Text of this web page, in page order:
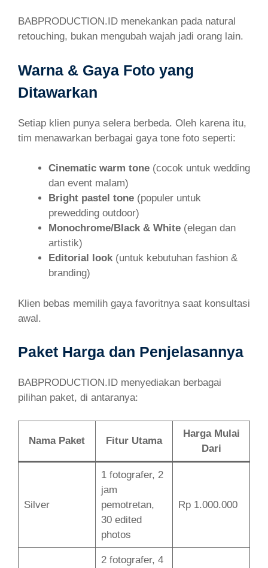
BABPRODUCTION.ID menekankan pada natural
retouching, bukan mengubah wajah jadi orang lain.
Warna & Gaya Foto yang
Ditawarkan
Setiap klien punya selera berbeda. Oleh karena itu,
tim menawarkan berbagai gaya tone foto seperti:
Cinematic warm tone (cocok untuk wedding
dan event malam)
Bright pastel tone (populer untuk
prewedding outdoor)
Monochrome/Black & White (elegan dan
artistik)
Editorial look(untuk kebutuhan fashion &
branding)
Klien bebas memilih gaya favoritnya saat konsultasi
awal.
Paket Harga dan Penjelasannya
BABPRODUCTION.ID menyediakan berbagai
pilihan paket, di antaranya:
Nama Paket Fitur Utama
Harga Mulai
Dari
Silver
1 fotografer, 2
jam
pemotretan,
30 edited
photos
Rp 1.000.000
2 fotografer, 4